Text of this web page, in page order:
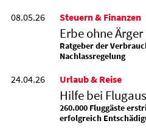
08.05.26 Steuern & Finanzen
Erbe ohne Ärger
Ratgeber der
Nachlassregelung
24.04.26 Urlaub & Reise
Hilfe bei
260.000 Fluggäste
erfolgreich